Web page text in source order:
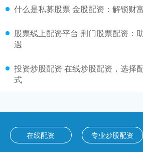
什么是私募股票 金股配资：解锁财
股票线上配资平台 荆门股票配资：
遇
投资炒股配资 在线炒股配资，选择
式
在线配资 专业炒股配资